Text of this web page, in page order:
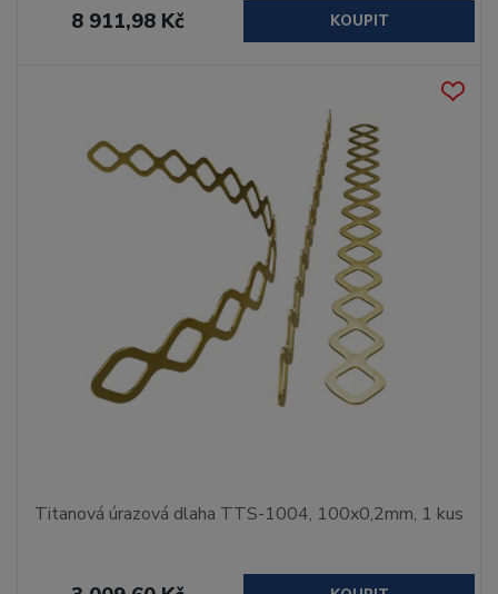
8 911,98 Kč KOUPIT
Titanová úrazová dlaha TTS-1004, 100x0,2mm, 1 kus